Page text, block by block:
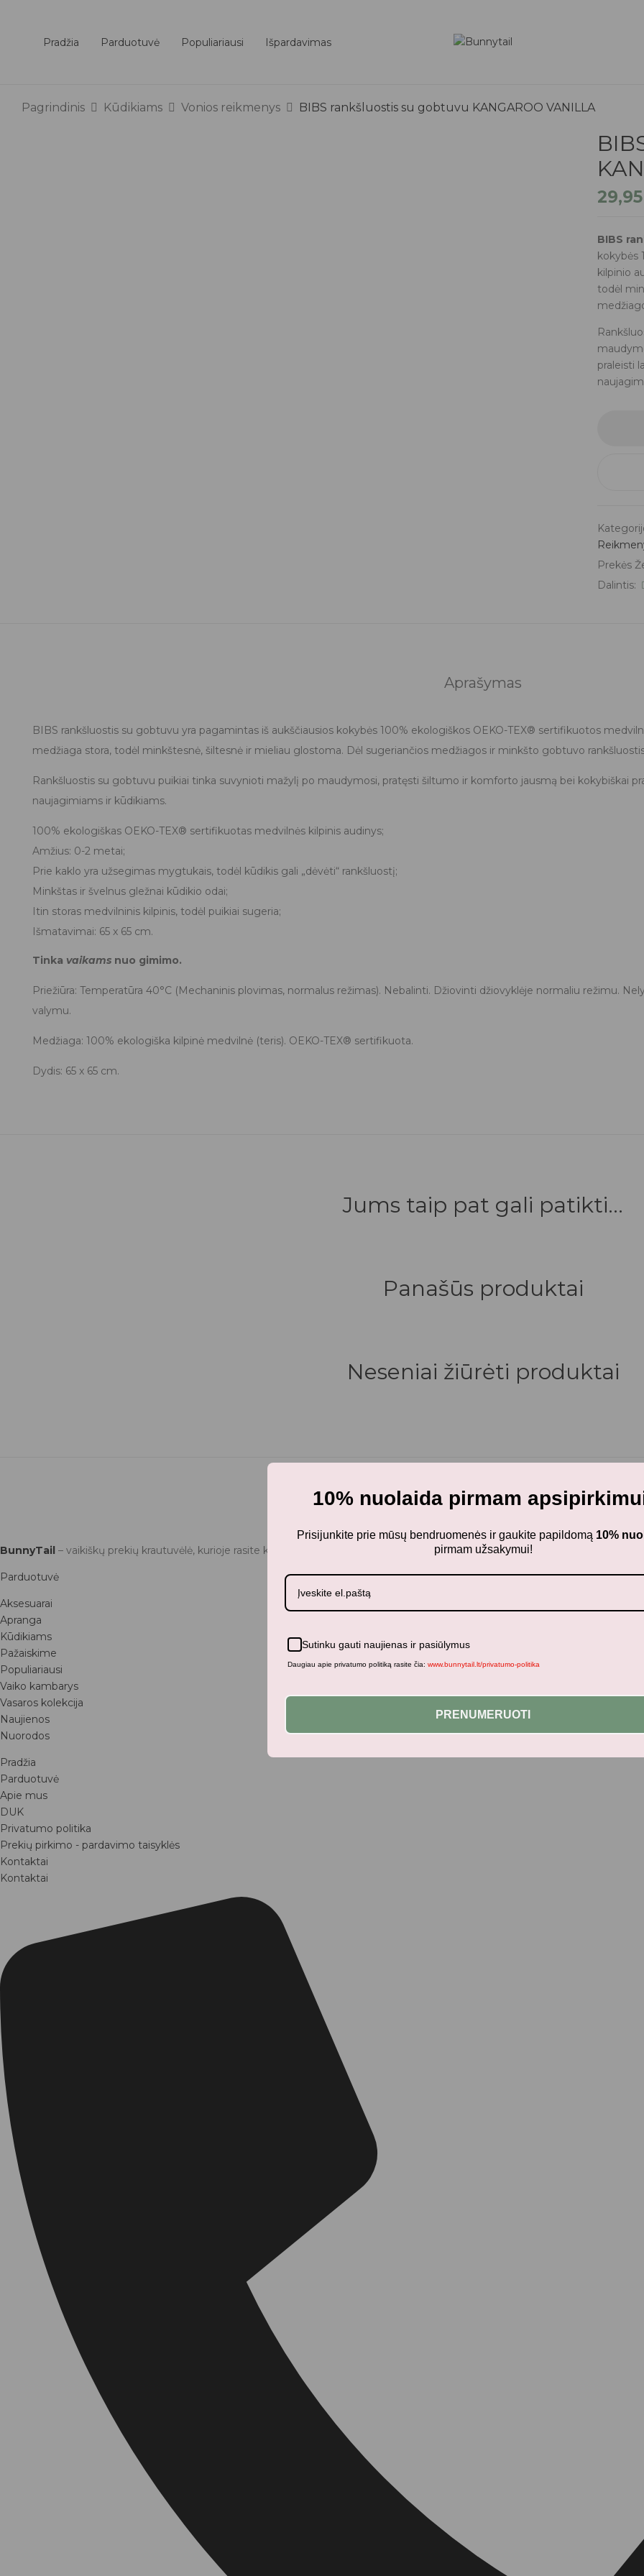
Pradžia Parduotuvė Populiariausi Išpardavimas
Pagrindinis Kūdikiams Vonios reikmenys BIBS rankšluostis su gobtuvu KANGAROO VANILLA
29,95
BIBS
kokybės
kilpinio
todėl
praleisti
Prekės
Dalintis:
Aprašymas
BIBS rankšluostis su gobtuvu yra pagamintas iš aukščiausios kokybės 100% ekologiškos OEKO-TEX® sertifikuotos
medžiaga stora, todėl minkštesnė, šiltesnė ir mieliau glostoma. Dėl sugeriančios medžiagos ir minkšto gobtuvo
Rankšluostis su gobtuvu puikiai tinka suvynioti mažylį po maudymosi, pratęsti šiltumo ir komforto jausmą bei kokybiškai
naujagimiams ir kūdikiams.
100% ekologiškas OEKO-TEX® sertifikuotas medvilnės kilpinis audinys;
Amžius: 0-2 metai;
Prie kaklo yra užsegimas mygtukais, todėl kūdikis gali „dėvėti“ rankšluostį;
Minkštas ir švelnus gležnai kūdikio odai;
Itin storas medvilninis kilpinis, todėl puikiai sugeria;
Išmatavimai: 65 x 65 cm.
Tinka vaikams nuo gimimo.
Priežiūra: Temperatūra 40°C (Mechaninis plovimas, normalus režimas). Nebalinti. Džiovinti džiovyklėje normaliu režimu.
valymu.
Medžiaga: 100% ekologiška kilpinė medvilnė (teris). OEKO-TEX® sertifikuota.
Dydis: 65 x 65 cm.
Jums taip pat gali patikti...
Panašūs produktai
Neseniai žiūrėti produktai
BunnyTail – vaikiškų prekių krautuvėlė, kurioje rasite kokybiškus ir stilingus daiktus savo vaikams!
Parduotuvė
Aksesuarai
Apranga
Kūdikiams
Pažaiskime
Populiariausi
Vaiko kambarys
Vasaros kolekcija
Naujienos
Nuorodos
Pradžia
Parduotuvė
Apie mus
DUK
Privatumo politika
Prekių pirkimo - pardavimo taisyklės
Kontaktai
Kontaktai
10% nuolaida pirmam
Prisijunkite prie mūsų bendruomenės ir gaukite papildomą 10%
pirmam užsakymui!
Sutinku gauti naujienas ir pasiūlymus
Daugiau apie privatumo politiką rasite čia: www.bunnytail.lt/privatumo-politika
PRENUMERUOTI